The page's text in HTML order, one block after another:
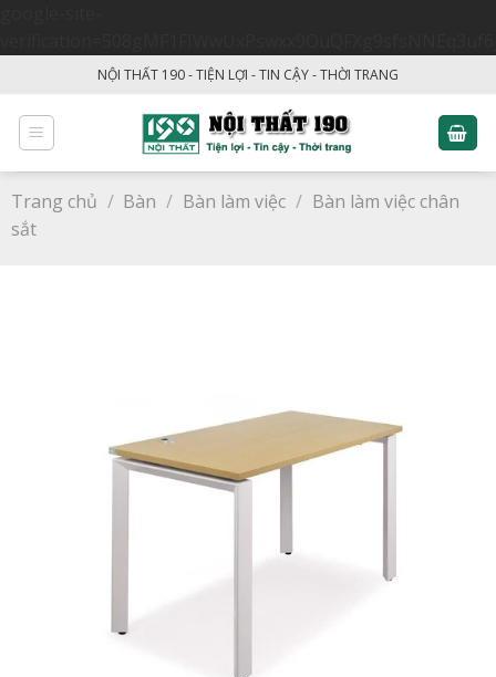
content
NỘI THẤT 190 - TIỆN LỢI - TIN CẬY - THỜI TRANG
Trang chủ / Bàn / Bàn làm việc / Bàn làm việc chân
sắt